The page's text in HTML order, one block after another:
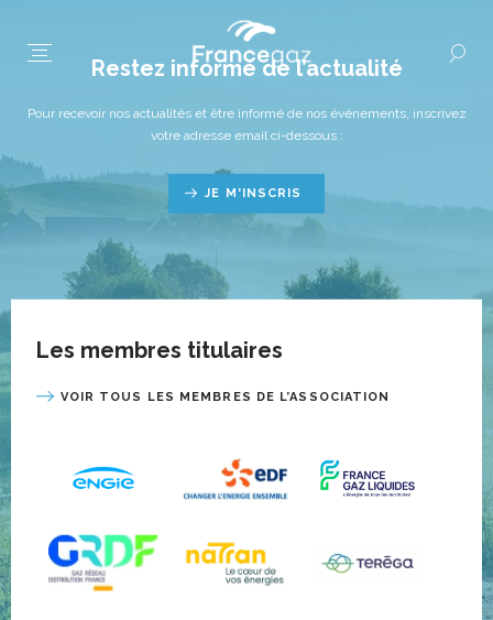
Restez informé de l’actualité
Pour recevoir nos actualités et être informé de nos événements, inscrivez
votre adresse email ci-dessous :
JE M'INSCRIS
Les membres titulaires
VOIR TOUS LES MEMBRES DE L’ASSOCIATION